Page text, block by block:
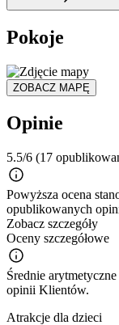
Pokoje
ZOBACZ MAPĘ
Opinie
5.5/6 (17
Powyższa ocena
opublikowanych
Zobacz szczegóły
Oceny szczegółowe
Średnie
opinii Klientów.
Atrakcje dla dzieci